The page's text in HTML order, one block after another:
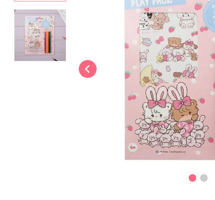
10. chiikawas